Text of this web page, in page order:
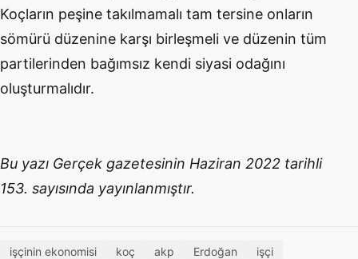
Koçların peşine takılmamalı tam tersine onların
sömürü düzenine karşı birleşmeli ve düzenin tüm
partilerinden bağımsız kendi siyasi odağını
oluşturmalıdır.
Bu yazı Gerçek gazetesinin Haziran 2022 tarihli
153. sayısında yayınlanmıştır.
işçinin ekonomisi koç akp Erdoğan işçi